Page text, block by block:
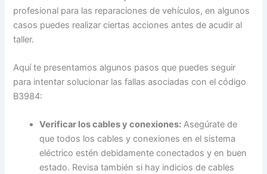
profesional para las reparaciones de vehículos, en algunos
casos puedes realizar ciertas acciones antes de acudir al
taller.
Aquí te presentamos algunos pasos que puedes seguir
para intentar solucionar las fallas asociadas con el código
B3984:
Verificar los cables y conexiones: Asegúrate de
que todos los cables y conexiones en el sistema
eléctrico estén debidamente conectados y en buen
estado. Revisa también si hay indicios de cables